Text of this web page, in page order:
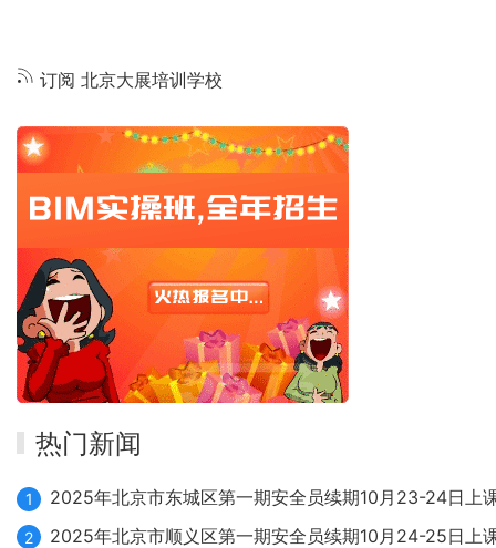
招
格
公
程
资
续
查
情
况
公
示
（2019
年
8
页
订阅 北京大展培训学校
热门新闻
1 2025年北京市东城区第一期安全员续期10月23-24日上
2 2025年北京市顺义区第一期安全员续期10月24-25日上